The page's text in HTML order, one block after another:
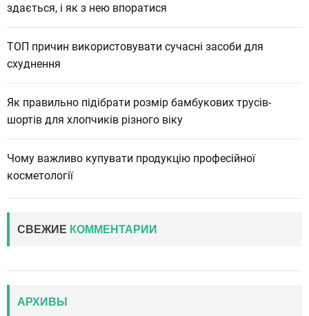
здається, і як з нею впоратися
ТОП причин використовувати сучасні засоби для
схуднення
Як правильно підібрати розмір бамбукових трусів-
шортів для хлопчиків різного віку
Чому важливо купувати продукцію професійної
косметології
СВЕЖИЕ КОММЕНТАРИИ
АРХИВЫ